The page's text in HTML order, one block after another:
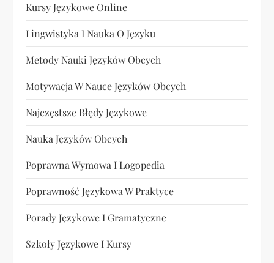
Kursy Językowe Online
Lingwistyka I Nauka O Języku
Metody Nauki Języków Obcych
Motywacja W Nauce Języków Obcych
Najczęstsze Błędy Językowe
Nauka Języków Obcych
Poprawna Wymowa I Logopedia
Poprawność Językowa W Praktyce
Porady Językowe I Gramatyczne
Szkoły Językowe I Kursy